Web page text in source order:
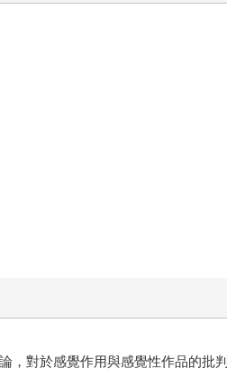
，對於感覺作用與感覺性作品的批判